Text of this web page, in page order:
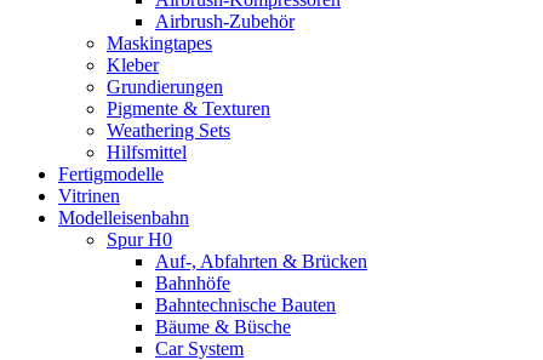
Airbrush-Zubehör
Maskingtapes
Kleber
Grundierungen
Pigmente & Texturen
Weathering Sets
Hilfsmittel
Fertigmodelle
Vitrinen
Modelleisenbahn
Spur H0
Auf-, Abfahrten & Brücken
Bahnhöfe
Bahntechnische Bauten
Bäume & Büsche
Car System